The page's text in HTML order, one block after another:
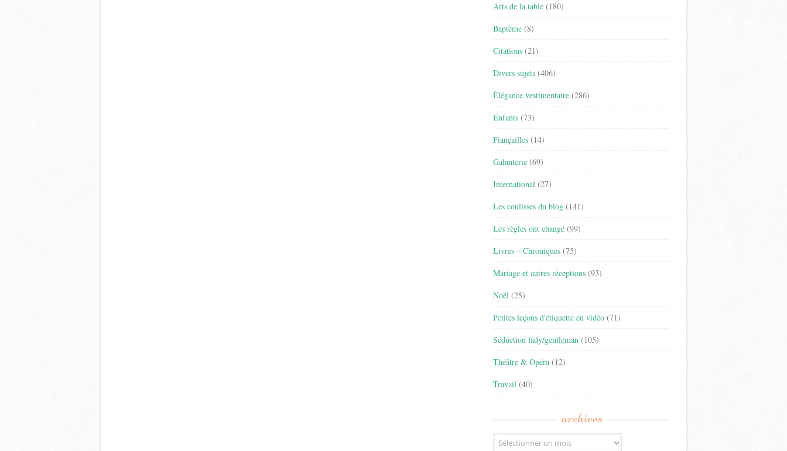
Arts de la table (180)
Baptême (8)
Citations (21)
Divers sujets (406)
Élégance vestimentaire (286)
Enfants (73)
Fiançailles (14)
Galanterie (69)
International (27)
Les coulisses du blog (141)
Les règles ont changé (99)
Livres – Chroniques (75)
Mariage et autres réceptions (93)
Noël (25)
Petites leçons d'étiquette en vidéo (71)
Séduction lady/gentleman (105)
Théâtre & Opéra (12)
Travail (40)
archives
Archives